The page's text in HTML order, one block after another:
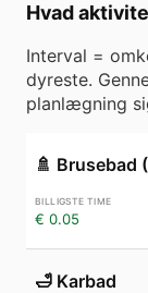
Hvad
Interval =
dyreste.
planlægning
🚿 Brusebad
€ 0.05
🛁 Karbad